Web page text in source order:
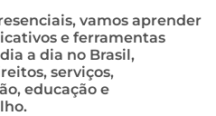
vamos aprender
e ferramentas
a dia no Brasil,
serviços,
educação e